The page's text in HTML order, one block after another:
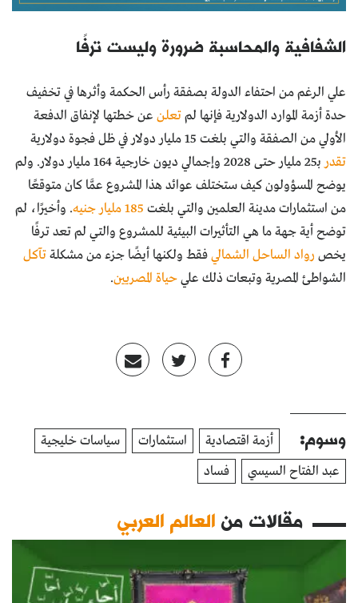
الشفافية والمحاسبة ضرورة وليست ترفًا
علي الرغم من احتفاء الدولة بصفقة رأس الحكمة وأثرها في تخفيف
حدة أزمة الموارد الدولارية فإنها لمتعلن عن خطتها لإنفاق الدفعة
الأولي من الصفقة والتي بلغت 15 مليار دولار في ظل فجوة دولارية
تقدر
بـ25 مليار حتى 2028 وإجمالي ديون خارجية 164 مليار دولار. ولم
يوضح المسؤولون كيف ستختلف عوائد هذا المشروع عمَّا كان متوقعًا
من استثمارات مدينة العلمين والتي بلغت 185مليار جنيه. وأخيرًا، لم
توضح أية جهة ما هي التأثيرات البيئية للمشروع والتي لم تعد ترفًا
يخص رواد الساحل الشماليفقط ولكنها أيضًا جزء من مشكلةتآكل
الشواطئ المصرية وتبعات ذلك عليحياة المصريين.
وسوم: أزمة اقتصادية استثمارات
سياسات خليجية
عبد الفتاح السيسي
فساد
مقالات منالعالم العربي